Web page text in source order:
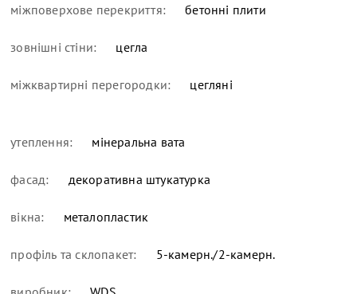
міжповерхове перекриття: бетонні плити
зовнішні стіни: цегла
міжквартирні перегородки: цегляні
утеплення: мінеральна вата
фасад: декоративна штукатурка
вікна: металопластик
профіль та склопакет: 5-камерн./2-камерн.